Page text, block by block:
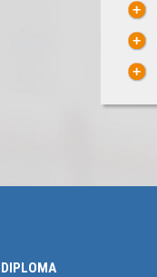
DIPLOMA